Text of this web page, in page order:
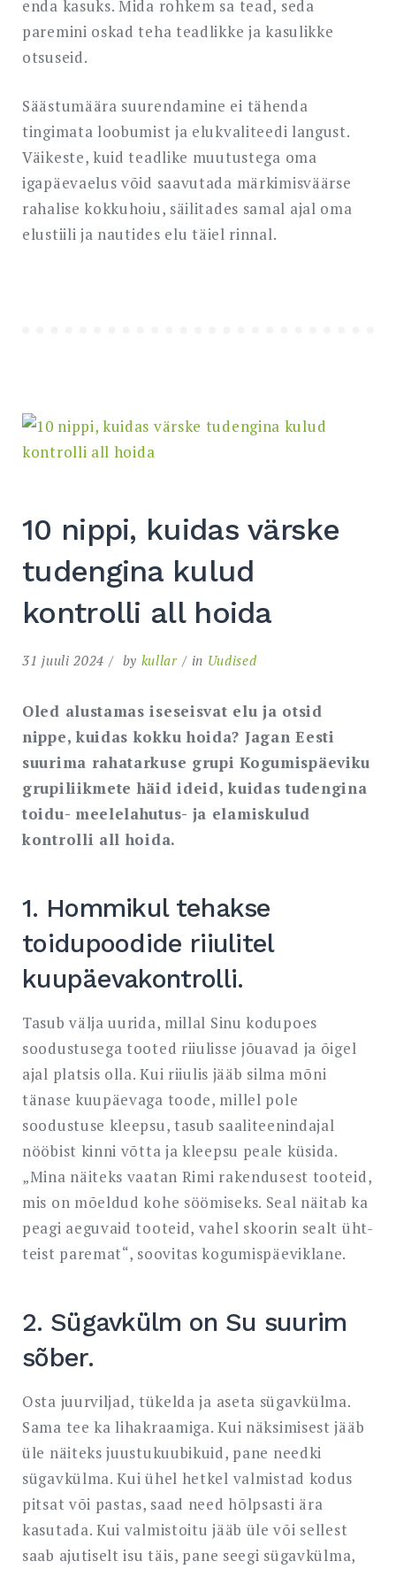
enda kasuks. Mida rohkem sa tead, seda
paremini oskad teha teadlikke ja kasulikke
otsuseid.
Säästumäära suurendamine ei tähenda
tingimata loobumist ja elukvaliteedi langust.
Väikeste, kuid teadlike muutustega oma
igapäevaelus võid saavutada märkimisväärse
rahalise kokkuhoiu, säilitades samal ajal oma
elustiili ja nautides elu täiel rinnal.
10 nippi, kuidas värske
tudengina kulud
kontrolli all hoida
31 juuli 2024 by kullar in Uudised
Oled alustamas iseseisvat elu ja otsid
nippe, kuidas kokku hoida? Jagan Eesti
suurima rahatarkuse grupi Kogumispäeviku
grupiliikmete häid ideid, kuidas tudengina
toidu- meelelahutus- ja elamiskulud
kontrolli all hoida.
1. Hommikul tehakse
toidupoodide riiulitel
kuupäevakontrolli.
Tasub välja uurida, millal Sinu kodupoes
soodustusega tooted riiulisse jõuavad ja õigel
ajal platsis olla. Kui riiulis jääb silma mõni
tänase kuupäevaga toode, millel pole
soodustuse kleepsu, tasub saaliteenindajal
nööbist kinni võtta ja kleepsu peale küsida.
„Mina näiteks vaatan Rimi rakendusest tooteid,
mis on mõeldud kohe söömiseks. Seal näitab ka
peagi aeguvaid tooteid, vahel skoorin sealt üht-
teist paremat“, soovitas kogumispäeviklane.
2. Sügavkülm on Su suurim
sõber.
Osta juurviljad, tükelda ja aseta sügavkülma.
Sama tee ka lihakraamiga. Kui näksimisest jääb
üle näiteks juustukuubikuid, pane needki
sügavkülma. Kui ühel hetkel valmistad kodus
pitsat või pastas, saad need hõlpsasti ära
kasutada. Kui valmistoitu jääb üle või sellest
saab ajutiselt isu täis, pane seegi sügavkülma,